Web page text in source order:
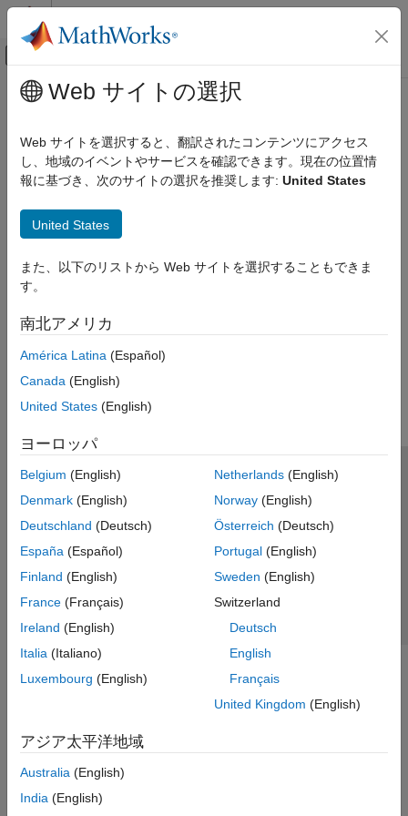
コンテンツへスキップ
オフキャンバス ナビゲーション メ
ドキュメンテーションのホーム
メインコンテンツ
Web サイトの選択
Web サイトを選択すると、翻訳されたコンテンツにアクセス
し、地域のイベントやサービスを確認できます。現在の位置情
報に基づき、次のサイトの選択を推奨します: United States
United States
また、以下のリストから Web サイトを選択することもできま
す。
南北アメリカ
América Latina (Español)
Canada (English)
United States (English)
ヨーロッパ
Belgium (English)
Denmark (English)
Deutschland (Deutsch)
España (Español)
Finland (English)
France (Français)
Ireland (English)
Italia (Italiano)
Luxembourg (English)
Netherlands(English)
Norway(English)
Österreich (Deutsch)
Portugal(English)
Sweden (English)
Switzerland
Deutsch
English
Français
United Kingdom (English)
アジア太平洋地域
Australia (English)
India (English)
トラストセンター
プライバシー ポリシー
違法コピー防止
アプリケーション ステータス
© 1994-2026 The MathWorks, Inc.